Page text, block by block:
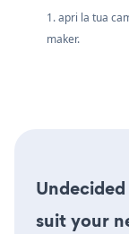
1. apri la tua
maker.
suit your